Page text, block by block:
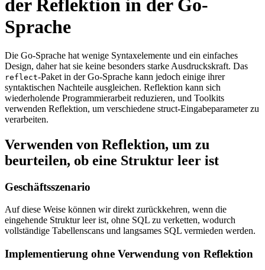
der Reflektion in der Go-
Sprache
Die Go-Sprache hat wenige Syntaxelemente und ein einfaches
Design, daher hat sie keine besonders starke Ausdruckskraft. Das
reflect-Paket in der Go-Sprache kann jedoch einige ihrer
syntaktischen Nachteile ausgleichen. Reflektion kann sich
wiederholende Programmierarbeit reduzieren, und Toolkits
verwenden Reflektion, um verschiedene struct-Eingabeparameter zu
verarbeiten.
Verwenden von Reflektion, um zu
beurteilen, ob eine Struktur leer ist
Geschäftsszenario
Auf diese Weise können wir direkt zurückkehren, wenn die
eingehende Struktur leer ist, ohne SQL zu verketten, wodurch
vollständige Tabellenscans und langsames SQL vermieden werden.
Implementierung ohne Verwendung von Reflektion